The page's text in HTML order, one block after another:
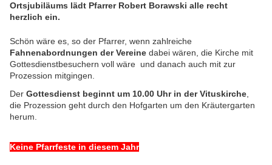
Ortsjubiläums lädt Pfarrer Robert Borawski alle recht
herzlich ein.
Schön wäre es, so der Pfarrer, wenn zahlreiche
Fahnenabordnungen der Vereine dabei wären, die Kirche mit
Gottesdienstbesuchern voll wäre und danach auch mit zur
Prozession mitgingen.
Der Gottesdienst beginnt um 10.00 Uhr in der Vituskirche
die Prozession geht durch den Hofgarten um den Kräutergarten
herum.
Keine Pfarrfeste in diesem Jahr